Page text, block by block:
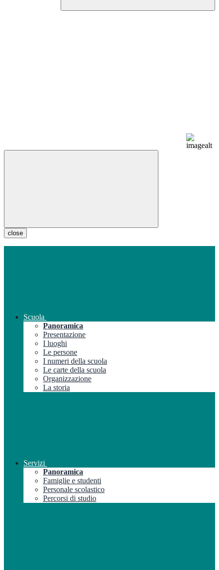
close
Scuola
Panoramica
Presentazione
I luoghi
Le persone
I numeri della scuola
Le carte della scuola
Organizzazione
La storia
Servizi
Panoramica
Famiglie e studenti
Personale scolastico
Percorsi di studio